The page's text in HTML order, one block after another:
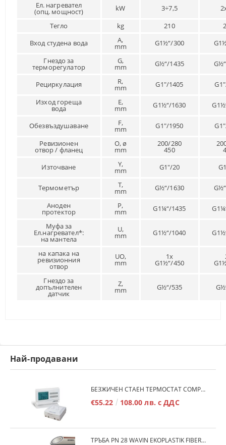
Ел. нагревател
(опц. мощност) kW 3÷7,5
Тегло
kg 210
Вход студена вода
A,
mm G1½“/300
Гнездо за
терморегулатор
G,
mm G½“/1435
Рециркулация R,
mm G1″/1405
Изход гореща
вода
Е,
mm G1½“/1630
Обезвъздушаване F,
mm G1″/1950
Ревизионен
отвор / фланец
O, ø
mm
200/280
450
Източване
Y,
mm G1″/20
Термометър T,
mm G½“/1630
Аноден
протектор
P,
mm G1¼“/1435
Муфа за
Ел.нагревател*:
на мантела
U,
mm G1½“/1040
на капака на
ревизионния
отвор
UО,
mm
1x
G1½“/450
Гнездо за
допълнителен
датчик
Z,
mm G½“/535
Най-продавани
БЕЗЖИЧЕН СТАЕН ТЕРМОСТАТ COMPUTHERM Q7RF
€55.22 108.00 лв. с ДДС
ТРЪБА PN 28 WAVIN EKOPLASTIK FIBER BASALT PLUS - 3М/БР.